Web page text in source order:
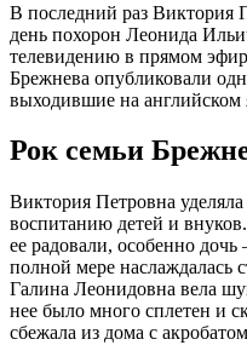
В последний раз Виктория
день похорон Леонида
телевидению в прямом
Брежнева опубликовали
выходившие на английском
Рок семьи
Виктория Петровна
воспитанию детей и
ее радовали, особенно дочь
полной мере наслаждалась
Галина Леонидовна вела
нее было много сплетен и
сбежала из дома с